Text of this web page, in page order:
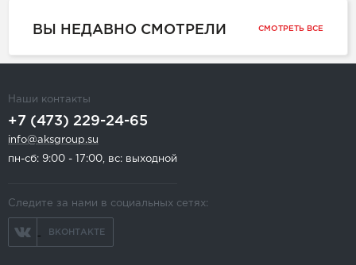
ВЫ НЕДАВНО СМОТРЕЛИ СМОТРЕТЬ ВСЕ
Наши контакты
+7 (473) 229-24-65
info@aksgroup.su
пн-сб: 9:00 - 17:00, вс: выходной
Следите за нами в социальных сетях:
ВКОНТАКТЕ